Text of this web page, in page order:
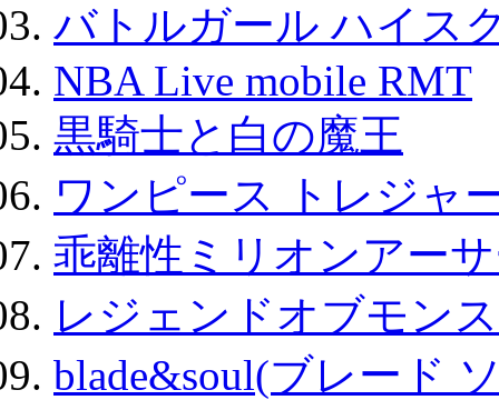
バトルガール ハイス
NBA Live mobile RMT
黒騎士と白の魔王
ワンピース トレジャ
乖離性ミリオンアー
レジェンドオブモン
blade&soul(ブレード